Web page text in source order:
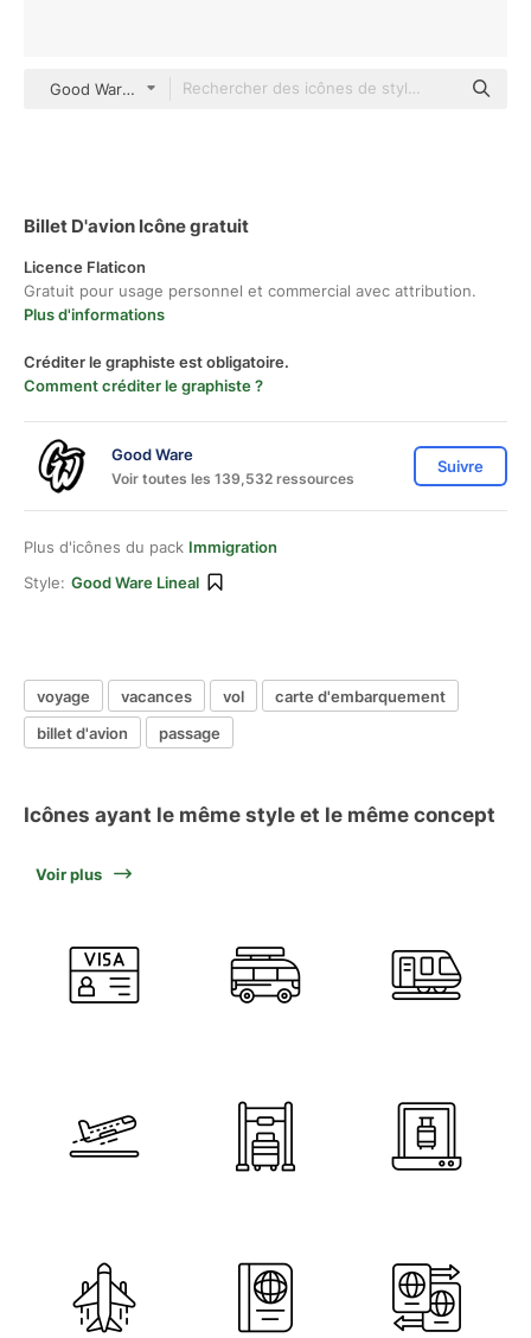
Good Ware Lineal
Billet D'avion Icône gratuit
Licence Flaticon
Gratuit pour usage personnel et commercial avec attribution.
Plus d'informations
Créditer le graphiste est obligatoire.
Comment créditer le graphiste ?
Good Ware
Voir toutes les 139,532 ressources
Suivre
Plus d'icônes du pack Immigration
Style: Good Ware Lineal
voyage vacances vol
carte d'embarquement
billet d'avion
passage
Icônes ayant le même style et le même concept
Voir plus